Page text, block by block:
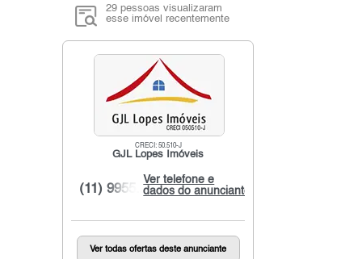
29 pessoas visualizaram
esse imóvel recentemente
CRECI: 50.510-J
GJL Lopes Imóveis
Ver telefone e
dados do anunciante
(11) 9955...
Ver todas ofertas deste anunciante